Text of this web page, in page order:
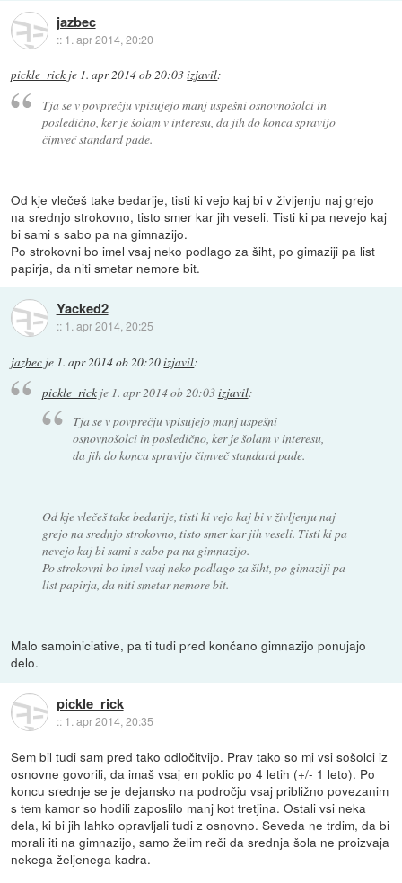
jazbec
:: 1. apr 2014, 20:20
pickle_rick je 1. apr 2014 ob 20:03izjavil:
Tja se v povprečju vpisujejo manj uspešni osnovnošolci in
posledično, ker je šolam v interesu, da jih do konca spravijo
čimveč standard pade.
Od kje vlečeš take bedarije, tisti ki vejo kaj bi v življenju naj grejo
na srednjo strokovno, tisto smer kar jih veseli. Tisti ki pa nevejo kaj
bi sami s sabo pa na gimnazijo.
Po strokovni bo imel vsaj neko podlago za šiht, po gimaziji pa list
papirja, da niti smetar nemore bit.
Yacked2
:: 1. apr 2014, 20:25
jazbec je 1. apr 2014 ob 20:20izjavil:
pickle_rickje 1. apr 2014 ob 20:03izjavil:
Tja se v povprečju vpisujejo manj uspešni
osnovnošolci in posledično, ker je šolam v interesu,
da jih do konca spravijo čimveč standard pade.
Od kje vlečeš take bedarije, tisti ki vejo kaj bi v življenju naj
grejo na srednjo strokovno, tisto smer kar jih veseli. Tisti ki pa
nevejo kaj bi sami s sabo pa na gimnazijo.
Po strokovni bo imel vsaj neko podlago za šiht, po gimaziji pa
list papirja, da niti smetar nemore bit.
Malo samoiniciative, pa ti tudi pred končano gimnazijo ponujajo
delo.
pickle_rick
:: 1. apr 2014, 20:35
Sem bil tudi sam pred tako odločitvijo. Prav tako so mi vsi sošolci iz
osnovne govorili, da imaš vsaj en poklic po 4 letih (+/- 1 leto). Po
koncu srednje se je dejansko na področju vsaj približno povezanim
s tem kamor so hodili zaposlilo manj kot tretjina. Ostali vsi neka
dela, ki bi jih lahko opravljali tudi z osnovno. Seveda ne trdim, da bi
morali iti na gimnazijo, samo želim reči da srednja šola ne proizvaja
nekega željenega kadra.